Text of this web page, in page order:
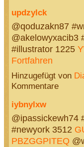
updzylck
@qoduzakn87
@akelowyxacib3
#illustrator 1225
Fortfahren
Hinzugefügt von
Kommentare
iybnylxw
@ipassickewh74
#newyork 3512
PBZGGPITEQ